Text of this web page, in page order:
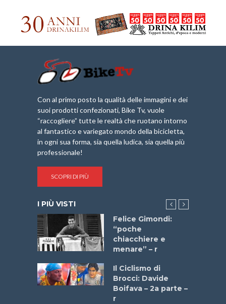
Con al primo posto la qualità delle immagini e dei
suoi prodotti confezionati, Bike Tv, vuole
“raccogliere” tutte le realtà che ruotano intorno
al fantastico e variegato mondo della bicicletta,
in ogni sua forma, sia quella ludica, sia quella più
professionale!
SCOPRI DI PIÙ
I PIÙ VISTI
Felice Gimondi:
“poche
chiacchiere e
menare” – r
Il Ciclismo di
Brocci: Davide
Boifava – 2a parte –
r